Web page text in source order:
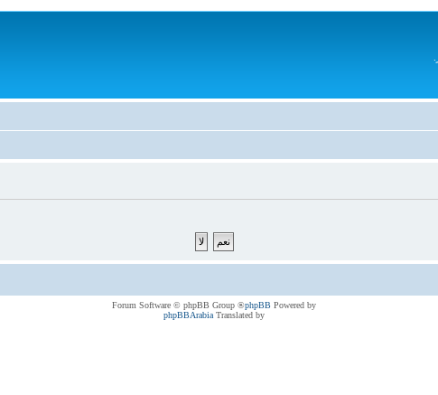
Powered by
phpBB
® Forum Software © phpBB Group
Translated by
phpBBArabia